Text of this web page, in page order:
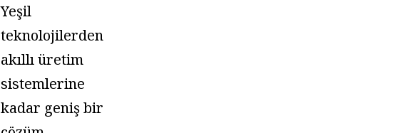
Yeşil
teknolojilerden
akıllı üretim
sistemlerine
kadar geniş bir